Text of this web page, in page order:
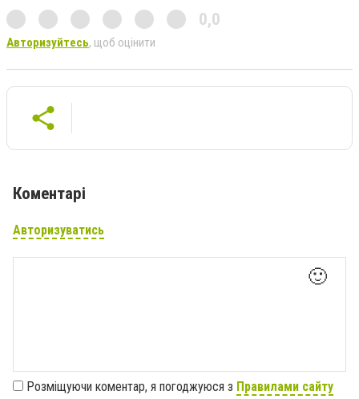
0,0
Авторизуйтесь, щоб оцінити
Коментарі
Авторизуватись
🙂
Розміщуючи коментар, я погоджуюся з Правилами сайту